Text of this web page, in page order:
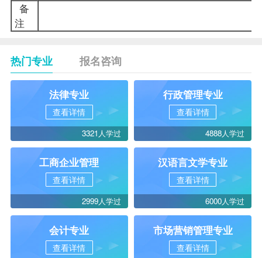
备
注
热门专业 报名咨询
法律专业
查看详情
3321人学过
行政管理专业
查看详情
4888人学过
工商企业管理
查看详情
2999人学过
汉语言文学专业
查看详情
6000人学过
会计专业
查看详情
市场营销管理专业
查看详情